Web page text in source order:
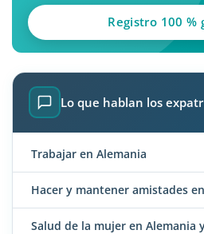
Registro 100 %
Lo que hablan los
Trabajar en Alemania
Hacer y mantener amistades
Salud de la mujer en Alemania